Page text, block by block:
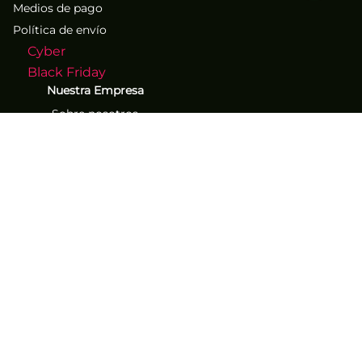
Medios de pago
Política de envío
Cyber
Black Friday
Nuestra Empresa
Sobre nosotros